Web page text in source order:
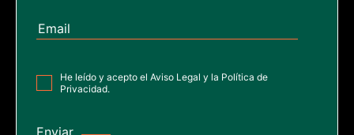
He leído y acepto el Aviso Legal y la Política de
Privacidad.